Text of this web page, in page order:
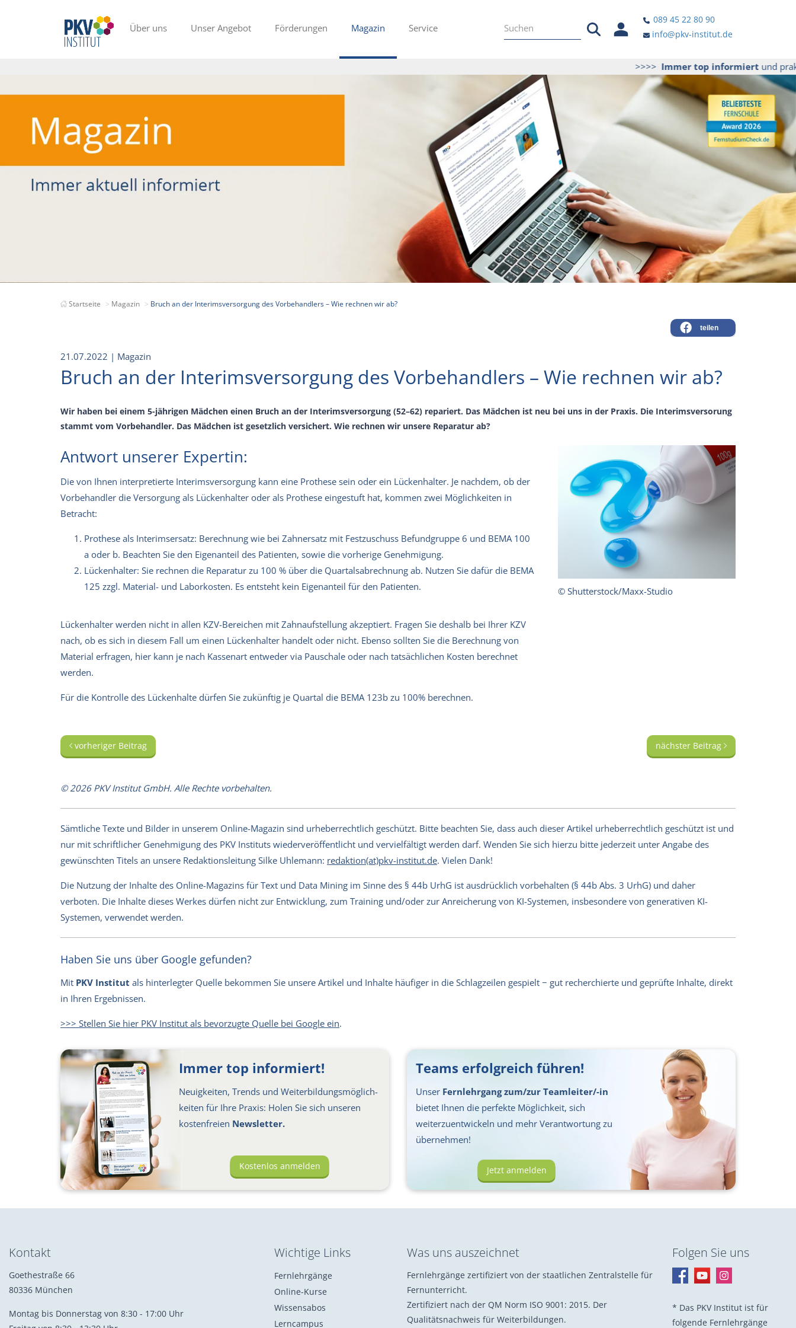
Über uns Unser Angebot Förderungen Magazin Service
089 45 22 80 90
info@pkv-institut.de
>>>>Immer top informiertund
Startseite Magazin Bruch an der Interimsversorgung des Vorbehandlers – Wie rechnen wir ab?
teilen
21.07.2022 | Magazin
Bruch an der Interimsversorgung des Vorbehandlers – Wie rechnen wir ab?
Wir haben bei einem 5-jährigen Mädchen einen Bruch an der Interimsversorgung (52–62) repariert. Das Mädchen ist neu bei uns in der Praxis. Die Interimsversorung
stammt vom Vorbehandler. Das Mädchen ist gesetzlich versichert. Wie rechnen wir unsere Reparatur ab?
© Shutterstock/Maxx-Studio
Antwort unserer Expertin:
Die von Ihnen interpretierte Interimsversorgung kann eine Prothese sein oder ein Lückenhalter. Je nachdem, ob der
Vorbehandler die Versorgung als Lückenhalter oder als Prothese eingestuft hat, kommen zwei Möglichkeiten in
Betracht:
Prothese als Interimsersatz: Berechnung wie bei Zahnersatz mit Festzuschuss Befundgruppe 6 und BEMA 100
a oder b. Beachten Sie den Eigenanteil des Patienten, sowie die vorherige Genehmigung.
Lückenhalter: Sie rechnen die Reparatur zu 100 % über die Quartalsabrechnung ab. Nutzen Sie dafür die BEMA
125 zzgl. Material- und Laborkosten. Es entsteht kein Eigenanteil für den Patienten.
Lückenhalter werden nicht in allen KZV-Bereichen mit Zahnaufstellung akzeptiert. Fragen Sie deshalb bei Ihrer KZV
nach, ob es sich in diesem Fall um einen Lückenhalter handelt oder nicht. Ebenso sollten Sie die Berechnung von
Material erfragen, hier kann je nach Kassenart entweder via Pauschale oder nach tatsächlichen Kosten berechnet
werden.
Für die Kontrolle des Lückenhalte dürfen Sie zukünftig je Quartal die BEMA 123b zu 100% berechnen.
vorheriger Beitrag nächster Beitrag
© 2026 PKV Institut GmbH. Alle Rechte vorbehalten.
Sämtliche Texte und Bilder in unserem Online-Magazin sind urheberrechtlich geschützt. Bitte beachten Sie, dass auch dieser Artikel urheberrechtlich geschützt ist und
nur mit schriftlicher Genehmigung des PKV Instituts wiederveröffentlicht und vervielfältigt werden darf. Wenden Sie sich hierzu bitte jederzeit unter Angabe des
gewünschten Titels an unsere Redaktionsleitung Silke Uhlemann: redaktion(at)pkv-institut.de. Vielen Dank!
Die Nutzung der Inhalte des Online-Magazins für Text und Data Mining im Sinne des § 44b UrhG ist ausdrücklich vorbehalten (§ 44b Abs. 3 UrhG) und daher
verboten. Die Inhalte dieses Werkes dürfen nicht zur Entwicklung, zum Training und/oder zur Anreicherung von KI-Systemen, insbesondere von generativen KI-
Systemen, verwendet werden.
Haben Sie uns über Google gefunden?
Mit PKV Institut als hinterlegter Quelle bekommen Sie unsere Artikel und Inhalte häufiger in die Schlagzeilen gespielt − gut recherchierte und geprüfte Inhalte, direkt
in Ihren Ergebnissen.
>>> Stellen Sie hier PKV Institut als bevorzugte Quelle bei Google ein.
Immer top informiert!
Neuigkeiten, Trends und Weiter­bil­dungs­möglich­
keiten für Ihre Praxis: Holen Sie sich unseren
kosten­freien Newsletter.
Kostenlos anmelden
Teams erfolgreich führen!
Unser Fernlehrgang zum/zur Teamleiter/-in
bietet Ihnen die perfekte Möglichkeit, sich
weiterzuentwickeln und mehr Verantwortung zu
übernehmen!
Jetzt anmelden
Kontakt
Goethestraße 66
80336 München
Montag bis Donnerstag von 8:30 - 17:00 Uhr
Wichtige Links
Fernlehrgänge
Online-Kurse
Wissensabos
Lerncampus
Was uns auszeichnet
Fernlehrgänge zertifiziert von der staatlichen Zentralstelle für
Fernunterricht.
Zertifiziert nach der QM Norm ISO 9001: 2015. Der
Qualitätsnachweis für Weiterbildungen.
Folgen Sie uns
* Das PKV Institut ist für
folgende Fernlehrgänge